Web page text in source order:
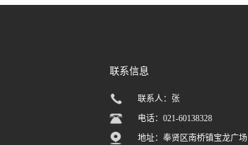
联系信息
联系人：张
电话：021-60138328
地址：奉贤区南桥镇宝龙广场